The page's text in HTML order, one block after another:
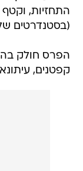
התחזיות,
(בסטנדרטים
הפרס חולק
קפטנים,